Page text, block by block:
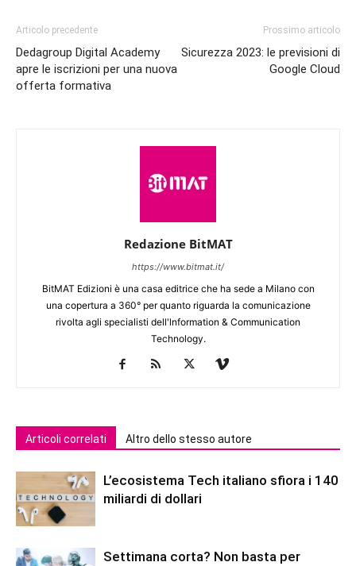
Articolo precedente
Dedagroup Digital Academy
apre le iscrizioni per una nuova
offerta formativa
Prossimo articolo
Sicurezza 2023: le previsioni di
Google Cloud
Redazione BitMAT
https://www.bitmat.it/
BitMAT Edizioni è una casa editrice che ha sede a Milano con
una copertura a 360° per quanto riguarda la comunicazione
rivolta agli specialisti dell'lnformation & Communication
Technology.
Articoli correlati Altro dello stesso autore
L’ecosistema Tech italiano sfiora i 140
miliardi di dollari
Settimana corta? Non basta per